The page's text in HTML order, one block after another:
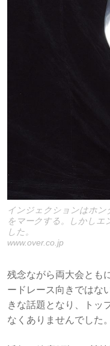
インジェクションはホン
をマークする。しかしエ
した。
www.over.co.jp
残念ながら両大会とも
ードレース向きではな
きな話題となり、トッ
なくありませんでした。